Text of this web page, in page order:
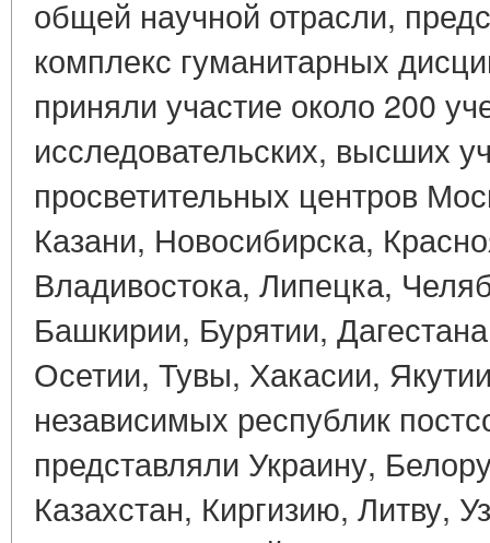
общей научной отрасли,
комплекс гуманитарных
приняли участие около 200
исследовательских, высших
просветительных центров
Казани, Новосибирска,
Владивостока, Липецка,
Башкирии, Бурятии,
Осетии, Тувы, Хакасии,
независимых республик
представляли Украину,
Казахстан, Киргизию, Литву,